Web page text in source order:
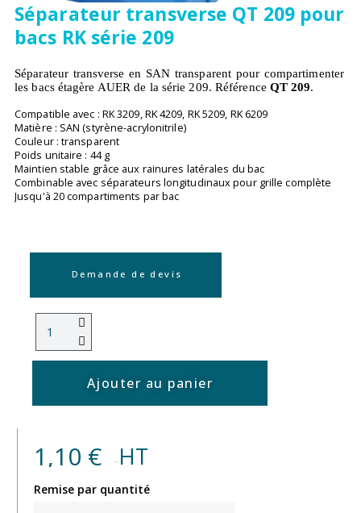
Séparateur transverse QT 209 pour
bacs RK série 209
Séparateur transverse en SAN transparent pour compartimenter
les bacs étagère AUER de la série 209. Référence QT 209.
Compatible avec : RK 3209, RK 4209, RK 5209, RK 6209
Matière : SAN (styrène-acrylonitrile)
Couleur : transparent
Poids unitaire : 44 g
Maintien stable grâce aux rainures latérales du bac
Combinable avec séparateurs longitudinaux pour grille complète
Jusqu'à 20 compartiments par bac
Demande de devis
Ajouter au panier
1,10 € HT
Remise par quantité